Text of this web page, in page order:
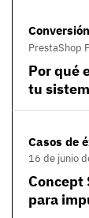
Conversión
PrestaShop
Por qué
tu
Casos de
16 de junio
Concept
para